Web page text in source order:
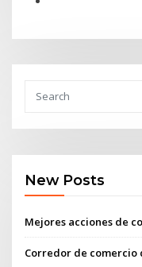
New Posts
Mejores acciones de
Corredor de comercio